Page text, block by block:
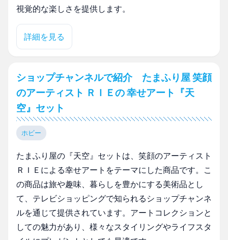
視覚的な楽しさを提供します。
詳細を見る
ショップチャンネルで紹介 たまふり屋 笑顔
のアーティスト ＲＩＥの 幸せアート『天
空』セット
ホビー
たまふり屋の『天空』セットは、笑顔のアーティスト
ＲＩＥによる幸せアートをテーマにした商品です。こ
の商品は旅や趣味、暮らしを豊かにする美術品とし
て、テレビショッピングで知られるショップチャンネ
ルを通じて提供されています。アートコレクションと
しての魅力があり、様々なスタイリングやライフスタ